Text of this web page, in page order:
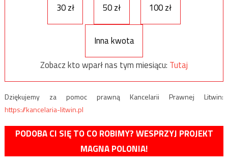
30 zł
50 zł 100 zł
Inna kwota
Zobacz kto wparł nas tym miesiącu: Tutaj
Dziękujemy za pomoc prawną Kancelarii Prawnej Litwin:
https://kancelaria-litwin.pl
PODOBA CI SIĘ TO CO ROBIMY? WESPRZYJ PROJEKT
MAGNA POLONIA!